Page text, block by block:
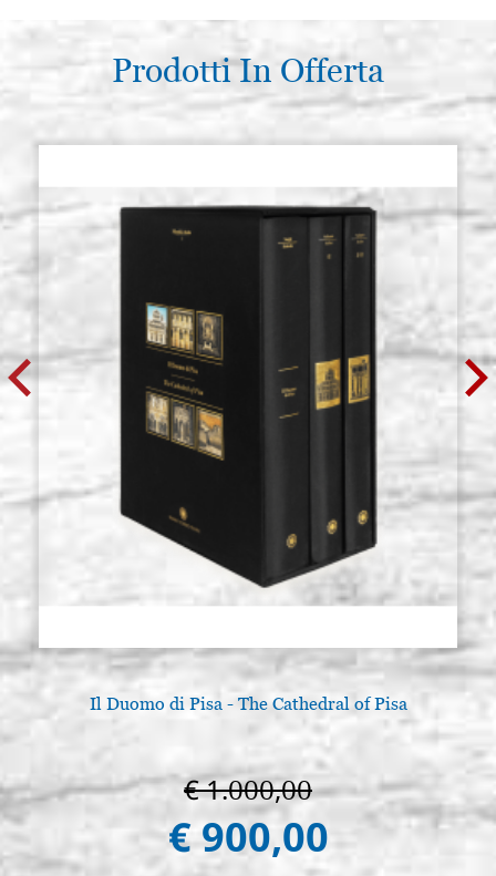
Prodotti In Offerta
Il Duomo di Pisa - The Cathedral of Pisa
€ 1.000,00
€ 900,00